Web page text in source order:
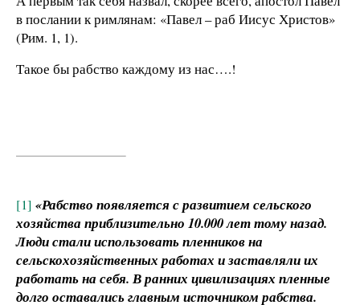
в послании к римлянам: «Павел – раб Иисус Христов»
(Рим. 1, 1).
Такое бы рабство каждому из нас….!
[1] «Рабство появляется с развитием сельского
хозяйства приблизительно 10.000 лет тому назад.
Люди стали использовать пленников на
сельскохозяйственных работах и заставляли их
работать на себя. В ранних цивилизациях пленные
долго оставались главным источником рабства.